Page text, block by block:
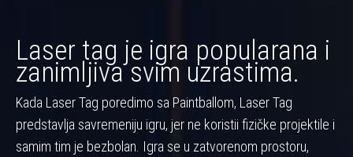
Laser tag je igra popularana i
zanimljiva svim uzrastima.
Kada Laser Tag poredimo sa Paintballom, Laser Tag
predstavlja savremeniju igru, jer ne koristii fizičke projektile i
samim tim je bezbolan. Igra se u zatvorenom prostoru,